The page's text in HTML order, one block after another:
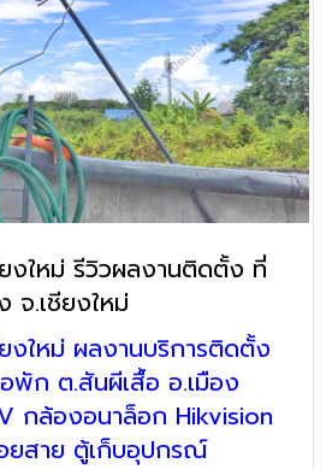
งใหม่ รีวิวผลงานติดตั้ง ที่
จ.เชียงใหม่
งใหม่ ผลงานบริการติดตั้ง
ก ต.สันผีเสื้อ อ.เมือง
กล้องอนาล็อก Hikvision
ยสาย ตู้เก็บอุปกรณ์